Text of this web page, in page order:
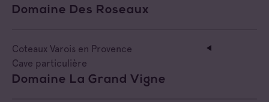
Domaine Des Roseaux
Coteaux Varois en Provence
Cave particulière
Domaine La Grand Vigne